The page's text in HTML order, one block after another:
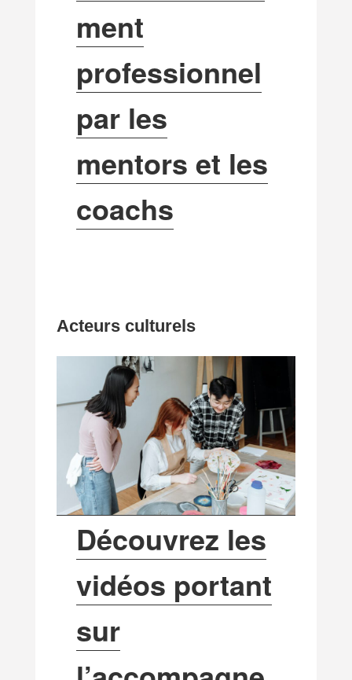
ment
professionnel
par les
mentors et les
coachs
Acteurs culturels
Découvrez les
vidéos portant
sur